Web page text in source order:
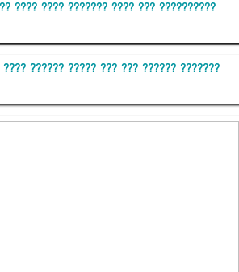
???? ???? ??????? ???? ??? ??????????
?????? ????? ??? ??? ?????? ???????